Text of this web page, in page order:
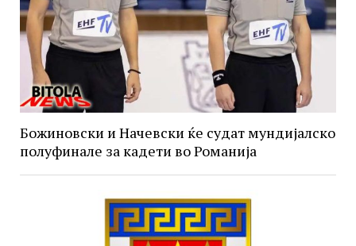
Божиновски и Начевски ќе судат мундијалско
полуфинале за кадети во Романија